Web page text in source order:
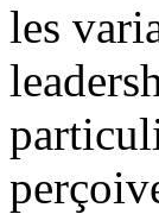
les